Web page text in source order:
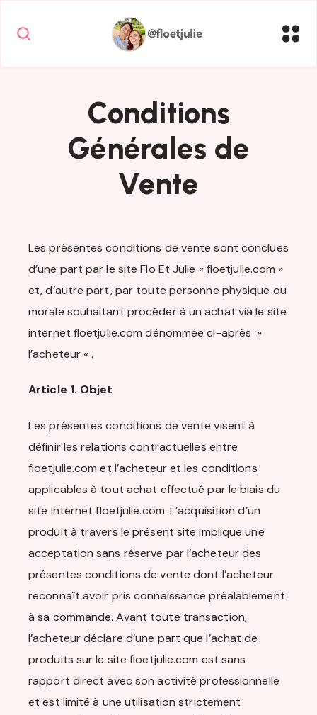
Conditions
Générales de
Vente
Les présentes conditions de vente sont conclues
d’une part par le site Flo Et Julie « floetjulie.com »
et, d’autre part, par toute personne physique ou
morale souhaitant procéder à un achat via le site
internet floetjulie.com dénommée ci-après »
l’acheteur « .
Article 1. Objet
Les présentes conditions de vente visent à
définir les relations contractuelles entre
floetjulie.com et l’acheteur et les conditions
applicables à tout achat effectué par le biais du
site internet floetjulie.com. L’acquisition d’un
produit à travers le présent site implique une
acceptation sans réserve par l’acheteur des
présentes conditions de vente dont l’acheteur
reconnaît avoir pris connaissance préalablement
à sa commande. Avant toute transaction,
l’acheteur déclare d’une part que l’achat de
produits sur le site floetjulie.com est sans
rapport direct avec son activité professionnelle
et est limité à une utilisation strictement